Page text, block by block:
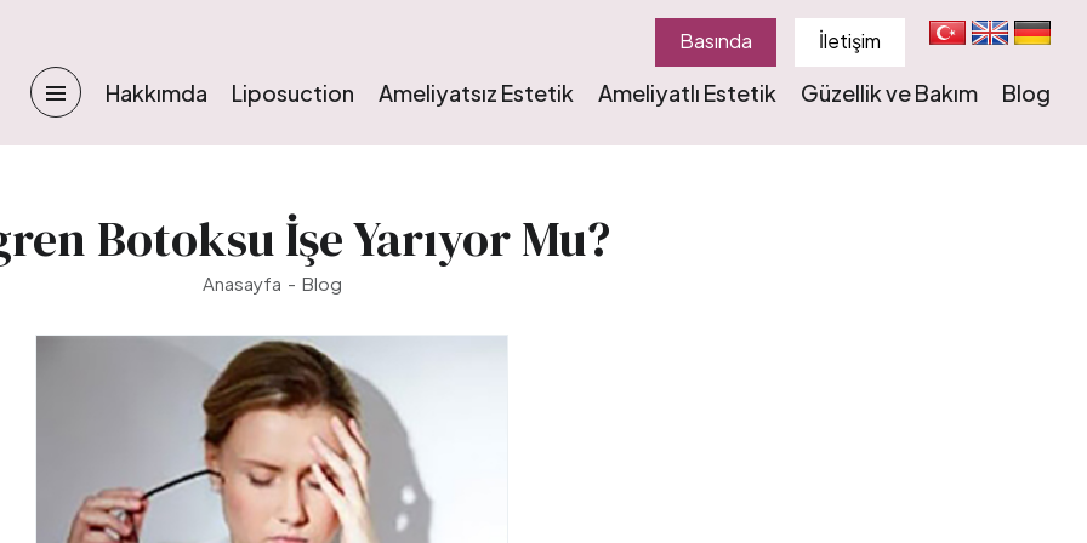
Basında İletişim
Hakkımda Liposuction Ameliyatsız Estetik Ameliyatlı Estetik Güzellik ve Bakım Blog
Botoksu İşe Yarıyor Mu?
Anasayfa Blog